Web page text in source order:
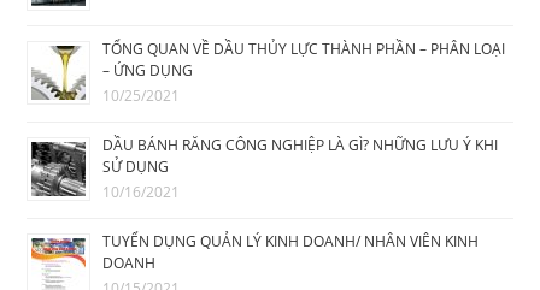
TỔNG QUAN VỀ DẦU THỦY LỰC THÀNH PHẦN – PHÂN LOẠI
– ỨNG DỤNG
10/25/2021
DẦU BÁNH RĂNG CÔNG NGHIỆP LÀ GÌ? NHỮNG LƯU Ý KHI
SỬ DỤNG
10/16/2021
TUYỂN DỤNG QUẢN LÝ KINH DOANH/ NHÂN VIÊN KINH
DOANH